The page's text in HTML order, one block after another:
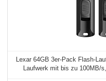
Lexar 64GB 3er-Pack Flash-
Laufwerk mit bis zu 100MB/